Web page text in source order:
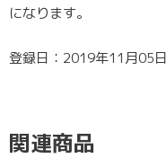
になります。
登録日：2019年11月05日
関連商品